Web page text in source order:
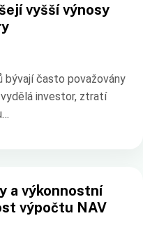
vyšší výnosy
často považovány
investor, ztratí
a výkonnostní
výpočtu NAV